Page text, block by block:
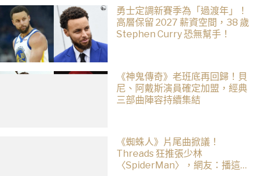
勇士定調新賽季為「過渡年」！
高層保留 2027 薪資空間，38 歲
Stephen Curry 恐無幫手！
《神鬼傳奇》老班底再回歸！貝
尼、阿戴斯演員確定加盟，經典
三部曲陣容持續集結
《蜘蛛人》片尾曲掀議！
Threads 狂推張少林
〈SpiderMan〉，網友：播這個